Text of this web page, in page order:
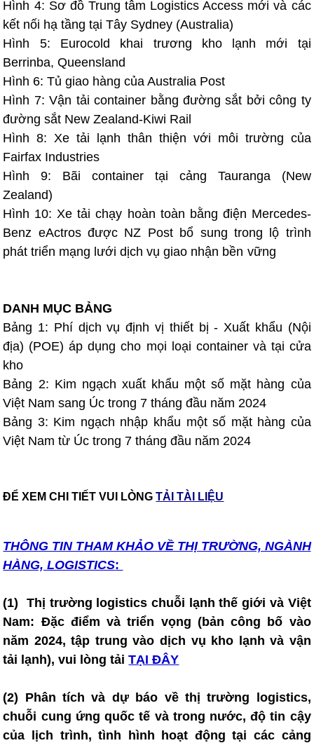
Hình 4: Sơ đồ Trung tâm Logistics Access mới và các
kết nối hạ tầng tại Tây Sydney (Australia)
Hình 5: Eurocold khai trương kho lạnh mới tại
Berrinba, Queensland
Hình 6: Tủ giao hàng của Australia Post
Hình 7: Vận tải container bằng đường sắt bởi công ty
đường sắt New Zealand-Kiwi Rail
Hình 8: Xe tải lạnh thân thiện với môi trường của
Fairfax Industries
Hình 9: Bãi container tại cảng Tauranga (New
Zealand)
Hình 10: Xe tải chạy hoàn toàn bằng điện Mercedes-
Benz eActros được NZ Post bổ sung trong lộ trình
phát triển mạng lưới dịch vụ giao nhận bền vững
DANH MỤC BẢNG
Bảng 1: Phí dịch vụ định vị thiết bị - Xuất khẩu (Nội
địa) (POE) áp dụng cho mọi loại container và tại cửa
kho
Bảng 2: Kim ngạch xuất khẩu một số mặt hàng của
Việt Nam sang Úc trong 7 tháng đầu năm 2024
Bảng 3: Kim ngạch nhập khẩu một số mặt hàng của
Việt Nam từ Úc trong 7 tháng đầu năm 2024
ĐỂ XEM CHI TIẾT VUI LÒNGTẢI TÀI LIỆU
THÔNG TIN THAM KHẢO VỀ THỊ TRƯỜNG, NGÀNH
HÀNG, LOGISTICS:
(1) Thị trường logistics chuỗi lạnh thế giới và Việt
Nam: Đặc điểm và triển vọng (bản công bố vào
năm 2024, tập trung vào dịch vụ kho lạnh và vận
tải lạnh), vui lòng tảiTẠI ĐÂY
(2) Phân tích và dự báo về thị trường logistics,
chuỗi cung ứng quốc tế và trong nước, độ tin cậy
của lịch trình, tình hình hoạt động tại các cảng